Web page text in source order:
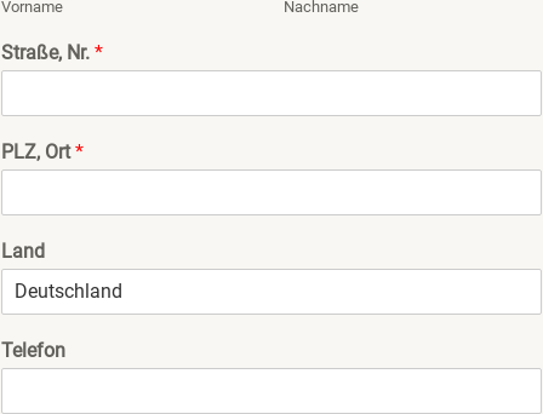
Vorname Nachname
Straße, Nr. *
PLZ, Ort*
Land
Telefon